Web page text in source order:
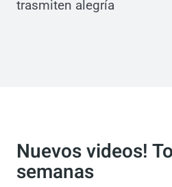
trasmiten alegría
Nuevos videos!
semanas